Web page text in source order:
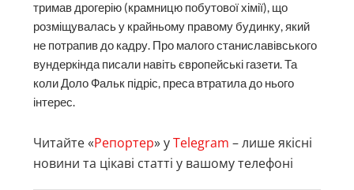
тримав дрогерію (крамницю побутової хімії), що
розміщувалась у крайньому правому будинку, який
не потрапив до кадру. Про малого станиславівського
вундеркінда писали навіть європейські газети. Та
коли Доло Фальк підріс, преса втратила до нього
інтерес.
Читайте «Репортер» уTelegram – лише якісні
новини та цікаві статті у вашому телефоні